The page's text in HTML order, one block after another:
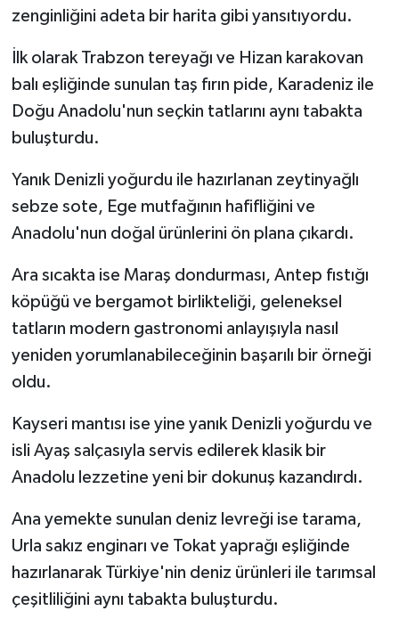
zenginliğini adeta bir harita gibi yansıtıyordu.
İlk olarak Trabzon tereyağı ve Hizan karakovan
balı eşliğinde sunulan taş fırın pide, Karadeniz ile
Doğu Anadolu'nun seçkin tatlarını aynı tabakta
buluşturdu.
Yanık Denizli yoğurdu ile hazırlanan zeytinyağlı
sebze sote, Ege mutfağının hafifliğini ve
Anadolu'nun doğal ürünlerini ön plana çıkardı.
Ara sıcakta ise Maraş dondurması, Antep fıstığı
köpüğü ve bergamot birlikteliği, geleneksel
tatların modern gastronomi anlayışıyla nasıl
yeniden yorumlanabileceğinin başarılı bir örneği
oldu.
Kayseri mantısı ise yine yanık Denizli yoğurdu ve
isli Ayaş salçasıyla servis edilerek klasik bir
Anadolu lezzetine yeni bir dokunuş kazandırdı.
Ana yemekte sunulan deniz levreği ise tarama,
Urla sakız enginarı ve Tokat yaprağı eşliğinde
hazırlanarak Türkiye'nin deniz ürünleri ile tarımsal
çeşitliliğini aynı tabakta buluşturdu.